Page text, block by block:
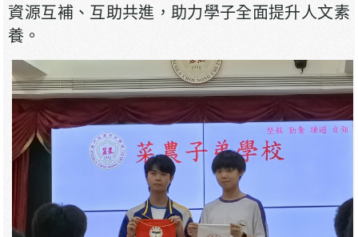
資源互補、互助共進，助力學子全面提升人文素
養。